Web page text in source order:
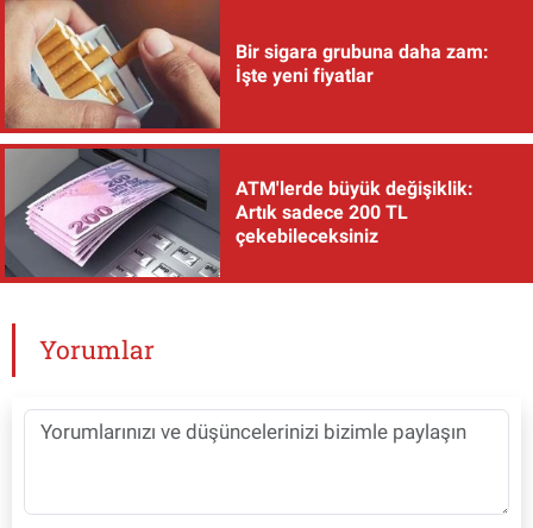
Bir sigara grubuna daha zam:
İşte yeni fiyatlar
ATM'lerde büyük değişiklik:
Artık sadece 200 TL
çekebileceksiniz
Yorumlar